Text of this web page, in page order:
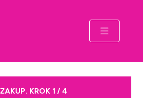
ZAKUP. KROK 1 / 4